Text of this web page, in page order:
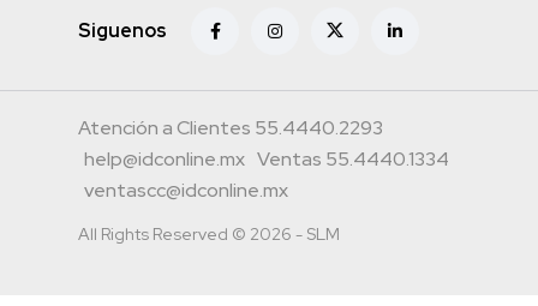
Siguenos
Atención a Clientes 55.4440.2293
help@idconline.mx Ventas 55.4440.1334
ventascc@idconline.mx
All Rights Reserved © 2026 - SLM